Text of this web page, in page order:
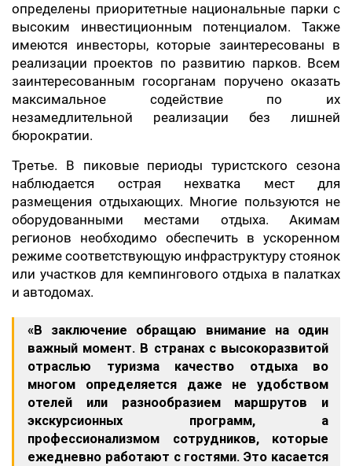
определены приоритетные национальные парки с
высоким инвестиционным потенциалом. Также
имеются инвесторы, которые заинтересованы в
реализации проектов по развитию парков. Всем
заинтересованным госорганам поручено оказать
максимальное содействие по их
незамедлительной реализации без лишней
бюрократии.
Третье. В пиковые периоды туристского сезона
наблюдается острая нехватка мест для
размещения отдыхающих. Многие пользуются не
оборудованными местами отдыха. Акимам
регионов необходимо обеспечить в ускоренном
режиме соответствующую инфраструктуру стоянок
или участков для кемпингового отдыха в палатках
и автодомах.
«В заключение обращаю внимание на один
важный момент. В странах с высокоразвитой
отраслью туризма качество отдыха во
многом определяется даже не удобством
отелей или разнообразием маршрутов и
экскурсионных программ, а
профессионализмом сотрудников, которые
ежедневно работают с гостями. Это касается